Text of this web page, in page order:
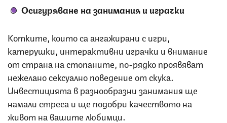
Осигуряване на занимания и играчки
Котките, които са ангажирани с игри,
катерушки, интерактивни играчки и внимание
от страна на стопаните, по-рядко проявяват
нежелано сексуално поведение от скука.
Инвестицията в разнообразни занимания ще
намали стреса и ще подобри качеството на
живот на вашите любимци.